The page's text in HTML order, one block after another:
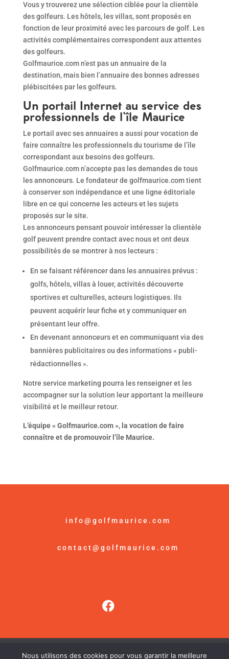
Vous y trouverez une sélection ciblée pour la clientèle
des golfeurs. Les hôtels, les villas, sont proposés en
fonction de leur proximité avec les parcours de golf. Les
activités complémentaires correspondent aux attentes
des golfeurs.
Golfmaurice.com n’est pas un annuaire de la
destination, mais bien l’annuaire des bonnes adresses
plébiscitées par les golfeurs.
Un portail Internet au service des
professionnels de l’île Maurice
Le portail avec ses annuaires a aussi pour vocation de
faire connaître les professionnels du tourisme de l’île
correspondant aux besoins des golfeurs.
Golfmaurice.com n’accepte pas les demandes de tous
les annonceurs. Le fondateur de golfmaurice.com tient
à conserver son indépendance et une ligne éditoriale
libre en ce qui concerne les acteurs et les sujets
proposés sur le site.
Les annonceurs pensant pouvoir intéresser la clientèle
golf peuvent prendre contact avec nous et ont deux
possibilités de se montrer à nos lecteurs :
En se faisant référencer dans les annuaires prévus :
golfs, hôtels, villas à louer, activités découverte
sportives et culturelles, acteurs logistiques. Ils
peuvent acquérir leur fiche et y communiquer en
présentant leur offre.
En devenant annonceurs et en communiquant via des
bannières publicitaires ou des informations « publi-
rédactionnelles ».
Notre service marketing pourra les renseigner et les
accompagner sur la solution leur apportant la meilleure
visibilité et le meilleur retour.
L’équipe « Golfmaurice.com », la vocation de faire
connaître et de promouvoir l’île Maurice.
info@golfmaurice.com
contact@golfmaurice.com
Nous utilisons des cookies pour vous garantir la meilleure